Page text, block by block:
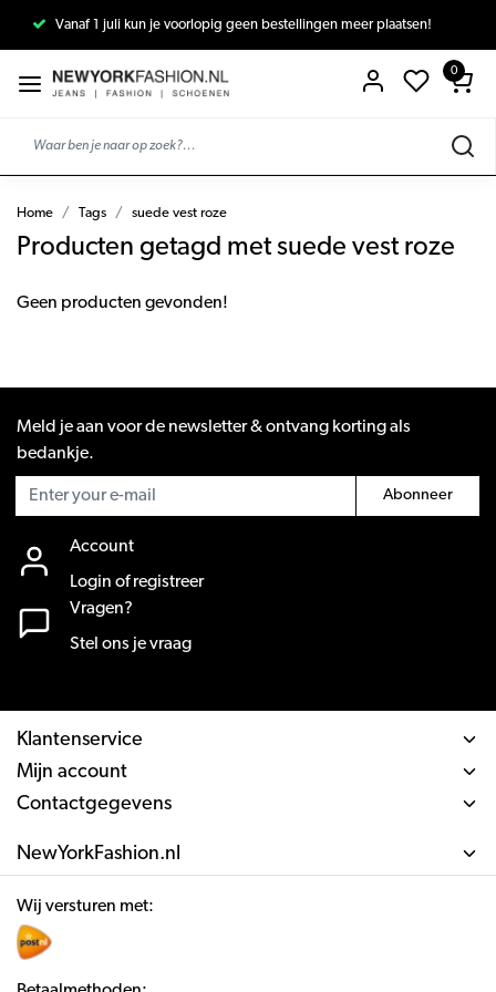
Vanaf 1 juli kun je voorlopig geen bestellingen meer plaatsen!
0
Home Tags suede vest roze
Producten getagd met suede vest roze
Geen producten gevonden!
Meld je aan voor de newsletter & ontvang korting als
bedankje.
Abonneer
Account
Login of registreer
Vragen?
Stel ons je vraag
Klantenservice
Mijn account
Contactgegevens
NewYorkFashion.nl
Wij versturen met: